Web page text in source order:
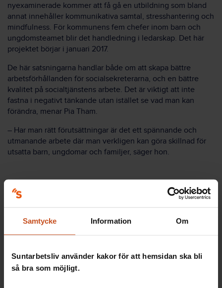
Samtycke Information Om
Suntarbetsliv använder kakor för att hemsidan ska bli
så bra som möjligt.
nyexaminerade kommer att få gå en utbildning som bland
annat innehåller kommunikativa samtal, stresshantering och
mindfulness. För kommunens fem chefer inom barn och
ungdomsteamet blir det handledning i ledarskap. Det här
projektet börjar i januari 2017.
De här satsningarna handlar både om att skapa bättre
arbetsförhållanden för socialsekreterarna, och en bättre
kvalitet på socialtjänstens arbete. Det är viktigt att inte
fastna i negativt tänkande utan istället se vad man kan
förändra, menar Pia Tham.
– Har man rätt förutsättningar är det ett spännande och
utmanande arbete där man verkligen kan göra skillnad för
utsatta barn, ungdomar och familjer, säger hon.
Projektledare:
Organisation:
Fil.dr. i socialt arbete vid Högskolan i Gävle